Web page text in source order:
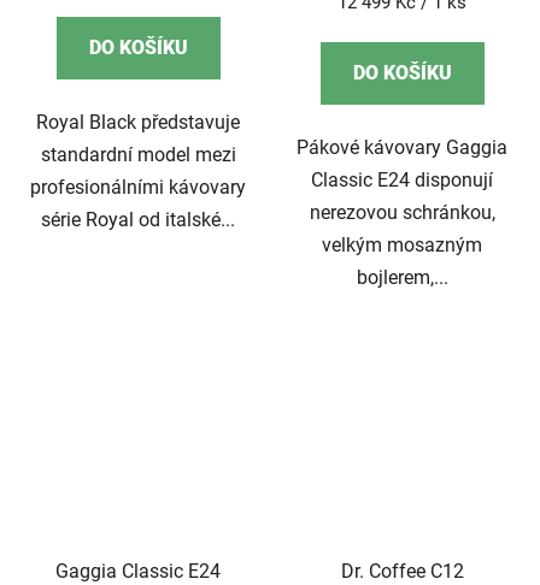
DO KOŠÍKU
Royal Black představuje
standardní model mezi
profesionálními kávovary
série Royal od italské...
DO KOŠÍKU
Pákové kávovary Gaggia
Classic E24 disponují
nerezovou schránkou,
velkým mosazným
bojlerem,...
Gaggia Classic E24
Dr. Coffee C12